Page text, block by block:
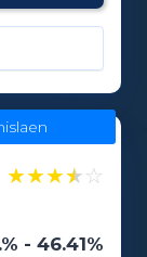
★★★★☆
- 46.41%